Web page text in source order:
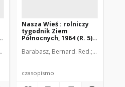
Barzdo, Witold. Red. Dobrzański, Julian.
Nasza Wieś : rolniczy
tygodnik Ziem
Północnych, 1964 (R. 5),
Barabasz, Bernard. Red. Barzdo,
czasopismo